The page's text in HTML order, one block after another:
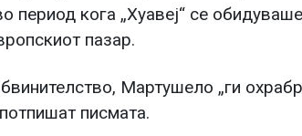
период кога „Хуавеј“ се
пазар.
Мартушело „ги
писмата.